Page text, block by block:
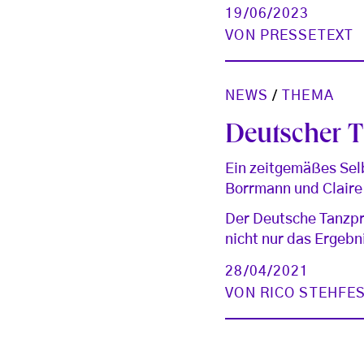
19/06/2023
VON
PRESSETEXT
NEWS / THEMA
Deutscher
Ein zeitgemäßes
Borrmann und
Der Deutsche
nicht nur das
28/04/2021
VON
RICO